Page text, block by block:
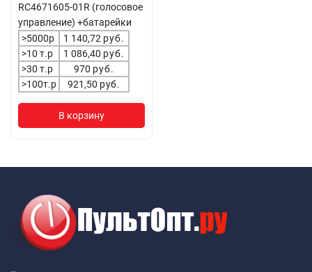
RC4671605-01R (голосовое
управление) +батарейки
>5000р
1 140,72 руб.
>10 т.р
1 086,40 руб.
>30 т.р
970 руб.
>100т.р
921,50 руб.
В корзину